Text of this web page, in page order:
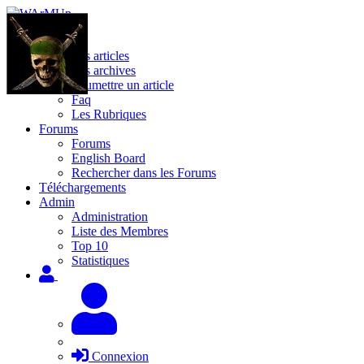
Site
Les articles
Les archives
Soumettre un article
Faq
Les Rubriques
Forums
Forums
English Board
Rechercher dans les Forums
Téléchargements
Admin
Administration
Liste des Membres
Top 10
Statistiques
Connexion